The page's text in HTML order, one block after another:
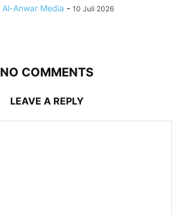
Al-Anwar Media - 10 Juli 2026
NO COMMENTS
LEAVE A REPLY